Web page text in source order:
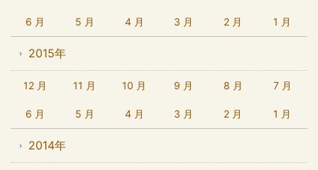
6 月 5 月 4 月 3 月 2 月 1 月
2015年
12 月 11 月 10 月 9 月 8 月 7 月
6 月 5 月 4 月 3 月 2 月 1 月
2014年